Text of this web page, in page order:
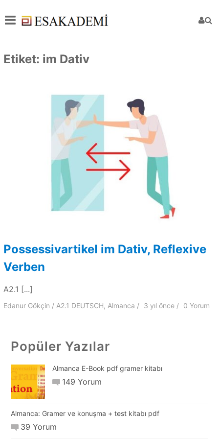
Etiket: im Dativ
Possessivartikel im Dativ, Reflexive
Verben
A2.1 [...]
Edanur Gökçin A2.1 DEUTSCH, Almanca 3 yılönce 0 Yorum
Popüler Yazılar
Almanca E-Book pdf gramer kitabı
149 Yorum
Almanca: Gramer ve konuşma + test kitabı pdf
39 Yorum